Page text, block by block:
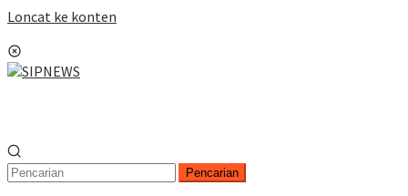
Loncat ke konten
Pencarian